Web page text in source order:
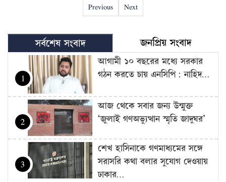
Previous Next
সর্বশেষ সংবাদ জনপ্রিয় সংবাদ
1
আগামী ১০ বছরের মধ্যে সরকার
গঠন করতে চায় এনসিপি: নাহিদ…
2
আজ থেকে সবার জন্য উন্মুক্ত
‘জুলাই গণঅভ্যুত্থান স্মৃতি জাদুঘর’
3
শেখ হাসিনাকে গণমাধ্যমের সঙ্গে
সরাসরি কথা বলার সুযোগ দেওয়ায়
ঢাকার…